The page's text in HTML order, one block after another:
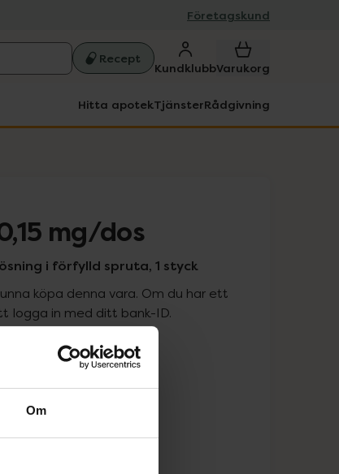
Om
Företagskund
Recept
KundklubbVarukorg
Hitta apotekTjänsterRådgivning
mg/dos
i förfylld spruta, 1 styck
köpa denna vara. Om du har ett
logga in med ditt bank-ID.
recept
gäller
kr